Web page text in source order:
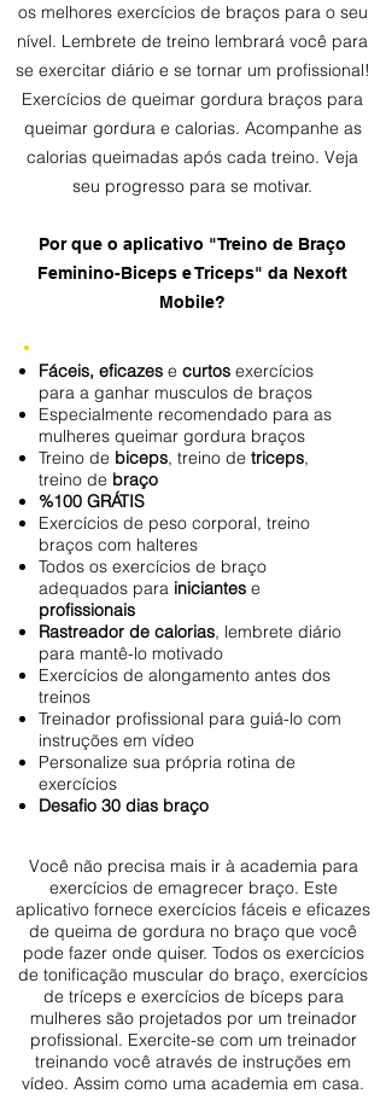
os melhores exercícios de braços para o seu
nível. Lembrete de treino lembrará você para
se exercitar diário e se tornar um profissional!
Exercícios de queimar gordura braços para
queimar gordura e calorias. Acompanhe as
calorias queimadas após cada treino. Veja
seu progresso para se motivar.
Por que o aplicativo "Treino de Braço
Feminino-Biceps e Triceps" da Nexoft
Mobile?
Fáceis, eficazes e curtos exercícios
para a ganhar musculos de braços
Especialmente recomendado para as
mulheres queimar gordura braços
Treino de biceps, treino de triceps,
treino de braço
%100 GRÁTIS
Exercícios de peso corporal, treino
braços com halteres
Todos os exercícios de braço
adequados para iniciantes e
profissionais
Rastreador de calorias, lembrete diário
para mantê-lo motivado
Exercícios de alongamento antes dos
treinos
Treinador profissional para guiá-lo com
instruções em vídeo
Personalize sua própria rotina de
exercícios
Desafio 30 dias braço​
Você não precisa mais ir à academia para
exercícios de emagrecer braço. Este
aplicativo fornece exercícios fáceis e eficazes
de queima de gordura no braço que você
pode fazer onde quiser. Todos os exercícios
de tonificação muscular do braço, exercícios
de tríceps e exercícios de bíceps para
mulheres são projetados por um treinador
profissional. Exercite-se com um treinador
treinando você através de instruções em
vídeo. Assim como uma academia em casa.